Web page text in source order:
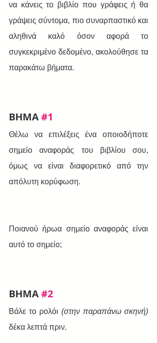
να κάνεις το βιβλίο που γράφεις ή θα
γράψεις σύντομα, πιο συναρπαστικό και
αληθινά καλό όσον αφορά το
συγκεκριμένο δεδομένο, ακολούθησε τα
παρακάτω βήματα.
BHMA #1
Θέλω να επιλέξεις ένα οποιοδήποτε
σημείο αναφοράς του βιβλίου σου,
όμως να είναι διαφορετικό από την
απόλυτη κορύφωση.
Ποιανού ήρωα σημείο αναφοράς είναι
αυτό το σημείο;
BHMA #2
Βάλε το ρολόι
δέκα λεπτά πριν.